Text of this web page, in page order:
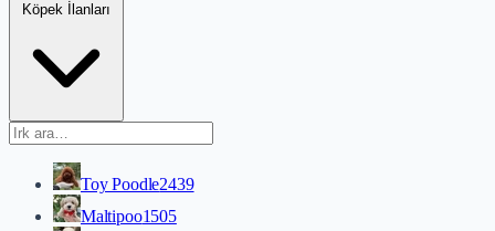
Köpek İlanları
Toy Poodle2439
Maltipoo1505